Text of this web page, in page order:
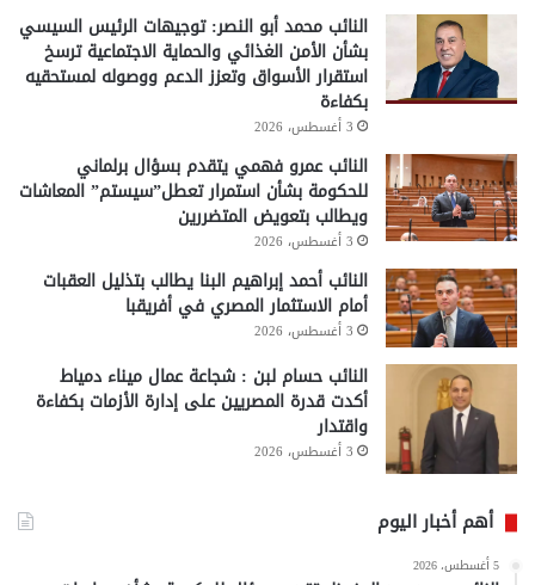
النائب محمد أبو النصر: توجيهات الرئيس السيسي
بشأن الأمن الغذائي والحماية الاجتماعية ترسخ
استقرار الأسواق وتعزز الدعم ووصوله لمستحقيه
بكفاءة
3 أغسطس، 2026
النائب عمرو فهمي يتقدم بسؤال برلماني
للحكومة بشأن استمرار تعطل”سيستم” المعاشات
ويطالب بتعويض المتضررين
3 أغسطس، 2026
النائب أحمد إبراهيم البنا يطالب بتذليل العقبات
أمام الاستثمار المصري في أفريقبا
3 أغسطس، 2026
النائب حسام لبن : شجاعة عمال ميناء دمياط
أكدت قدرة المصريين على إدارة الأزمات بكفاءة
واقتدار
3 أغسطس، 2026
أهم أخبار اليوم
5 أغسطس، 2026